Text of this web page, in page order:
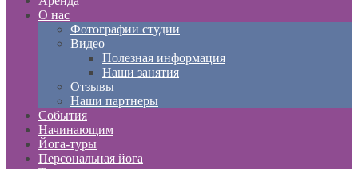
О нас
Фотографии студии
Видео
Полезная информация
Наши занятия
Отзывы
Наши партнеры
События
Начинающим
Йога-туры
Персональная йога